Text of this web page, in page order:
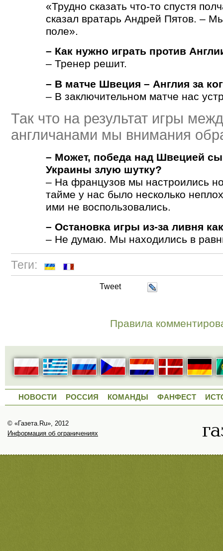
«Трудно сказать что-то спустя
сказал вратарь Андрей Пятов. –
поле».
– Как нужно играть против
– Тренер решит.
– В матче Швеция – Англия за
– В заключительном матче нас
Так что на результат игры
англичанами мы внимания
– Может, победа над Швецией
Украины злую шутку?
– На французов мы настроились
тайме у нас было несколько
ими не воспользовались.
– Остановка игры из-за ливня
– Не думаю. Мы находились в
Теги:
Tweet
Правила
НОВОСТИ РОССИЯ КОМАНДЫ ФАНФЕСТ
© «Газета.Ru», 2012
Информация об ограничениях